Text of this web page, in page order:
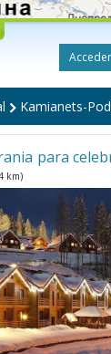
Acceder
Kamianets-
para
km)